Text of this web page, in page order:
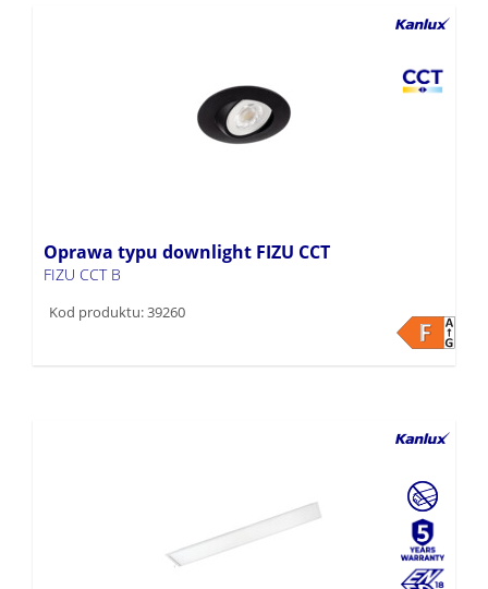
Oprawa typu downlight FIZU CCT
FIZU CCT B
Kod produktu: 39260